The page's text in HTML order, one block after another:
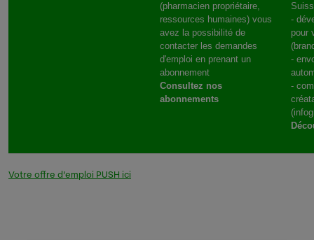
(pharmacien propriétaire,
ressources humaines) vous
avez la possibilité de
contacter les demandes
d'emploi en prenant un
abonnement
Consultez nos
abonnements
-
pour
-
-
Votre offre d’emploi PUSH ici